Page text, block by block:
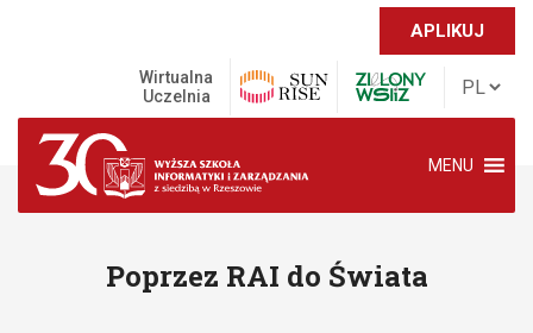
APLIKUJ
Wirtualna
Uczelnia
MENU
Poprzez RAI do Świata